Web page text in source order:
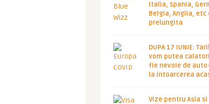
Italia, Spania,
Belgia, Anglia, etc
prelungita
DUPA 17 IUNIE:
vom putea
fie nevoie de
la intoarcerea
Vize pentru Asia si